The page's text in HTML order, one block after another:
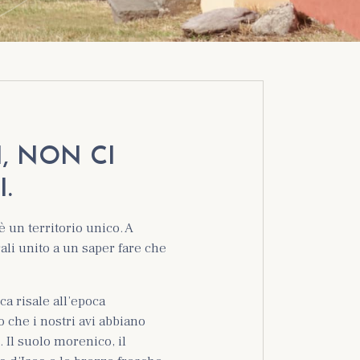
NON CI
un territorio unico. A
unito a un saper fare che
risale all’epoca
che i nostri avi abbiano
Il suolo morenico, il